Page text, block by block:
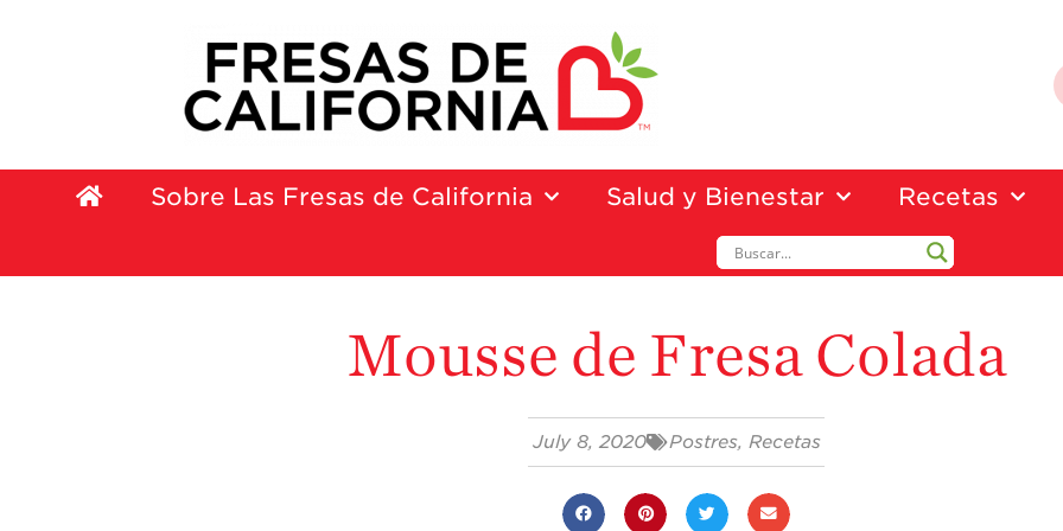
Sobre Las Fresas de California Salud y Bienestar Recetas
Mousse de Fresa Colada
July 8, 2020 Postres, Recetas